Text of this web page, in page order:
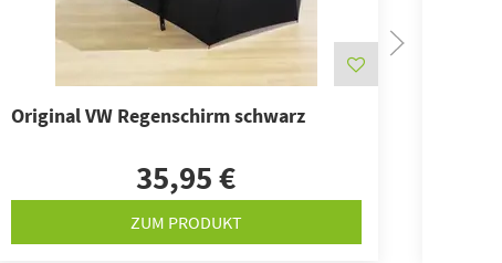
Original VW Regenschirm schwarz
35,95 €
ZUM PRODUKT